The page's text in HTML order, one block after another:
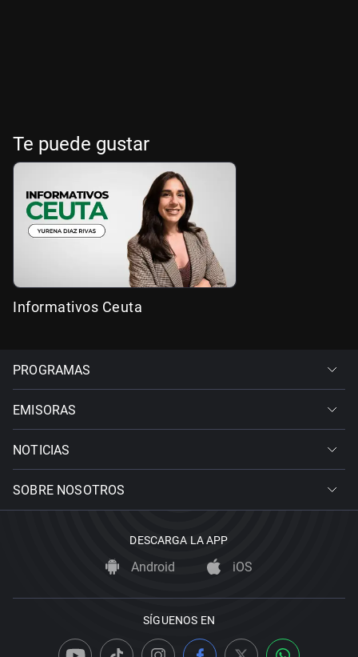
Te puede gustar
Informativos Ceuta
PROGRAMAS
EMISORAS
NOTICIAS
SOBRE NOSOTROS
DESCARGA LA APP
Android iOS
SÍGUENOS EN